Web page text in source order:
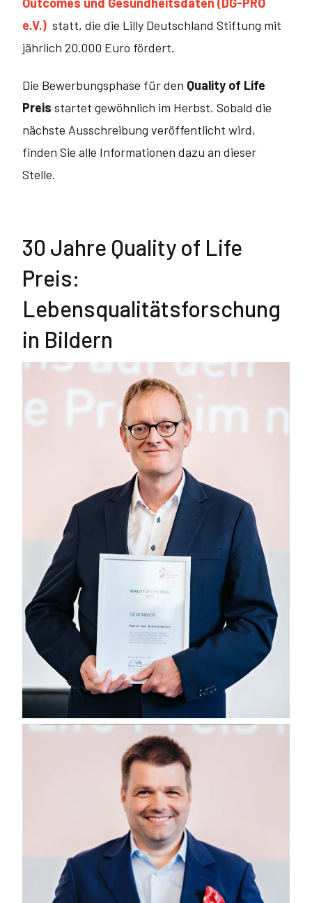
e.V.) statt, die die Lilly Deutschland Stiftung mit
jährlich 20.000 Euro fördert.
Die Bewerbungsphase für den Quality of Life
Preis startet gewöhnlich im Herbst. Sobald die
nächste Ausschreibung veröffentlicht wird,
finden Sie alle Informationen dazu an dieser
Stelle.
30 Jahre Quality of Life
Preis:
Lebensqualitätsforschung
in Bildern